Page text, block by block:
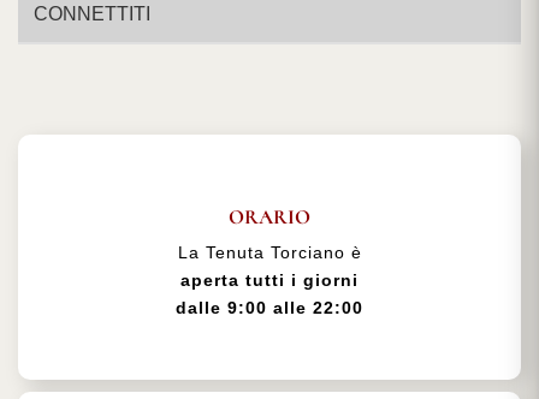
CONNETTITI
ORARIO
La Tenuta Torciano è
aperta tutti i giorni
dalle 9:00 alle 22:00